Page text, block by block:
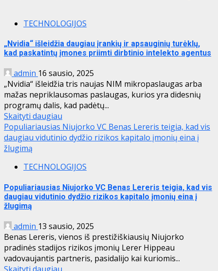
TECHNOLOGIJOS
„Nvidia“ išleidžia daugiau įrankių ir apsauginių turėklų,
kad paskatintų įmones priimti dirbtinio intelekto agentus
admin 16 sausio, 2025
„Nvidia“ išleidžia tris naujas NIM mikropaslaugas arba
mažas nepriklausomas paslaugas, kurios yra didesnių
programų dalis, kad padėtų...
Skaityti daugiau
Populiariausias Niujorko VC Benas Lereris teigia, kad vis
daugiau vidutinio dydžio rizikos kapitalo įmonių eina į
žlugimą
TECHNOLOGIJOS
Populiariausias Niujorko VC Benas Lereris teigia, kad vis
daugiau vidutinio dydžio rizikos kapitalo įmonių eina į
žlugimą
admin 13 sausio, 2025
Benas Lereris, vienos iš prestižiškiausių Niujorko
pradinės stadijos rizikos įmonių Lerer Hippeau
vadovaujantis partneris, pasidalijo kai kuriomis...